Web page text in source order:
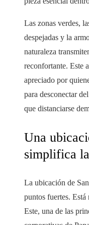
Las zonas verdes,
despejadas y la
naturaleza
reconfortante. Este
apreciado por
para desconectar
que distanciarse
Una
simplifica
La ubicación de
puntos fuertes. Está
Este, una de las